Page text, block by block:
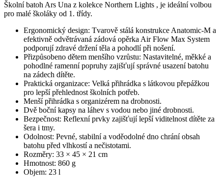
Školní batoh Ars Una z kolekce Northern Lights , je ideální volbou
pro malé školáky od 1. třídy.
Ergonomický design: Tvarově stálá konstrukce Anatomic-M a
efektivně odvětrávaná zádová opěrka Air Flow Max System
podporují zdravé držení těla a pohodlí při nošení.
Přizpůsobeno dětem menšího vzrůstu: Nastavitelné, měkké a
pohodlné ramenní popruhy zajišťují správné usazení batohu
na zádech dítěte.
Praktická organizace: Velká přihrádka s látkovou přepážkou
pro lepší přehlednost školních potřeb.
Menší přihrádka s organizérem na drobnosti.
Dvě boční kapsy na láhev s vodou nebo jiné drobnosti.
Bezpečnost: Reflexní prvky zajišťují lepší viditelnost dítěte za
šera i tmy.
Odolnost: Pevné, stabilní a voděodolné dno chrání obsah
batohu před vlhkostí a nečistotami.
Rozměry: 33 × 45 × 21 cm
Hmotnost: 860 g
Objem: 23 l